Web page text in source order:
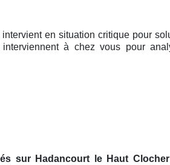
intervient en situation critique pour
à chez vous pour
sur Hadancourt le Haut Clocher